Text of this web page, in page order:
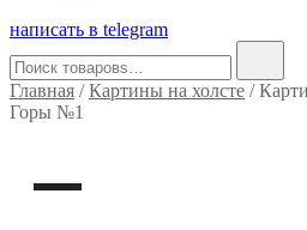
написать в telegram
Главная /Картины на холсте /
Горы №1